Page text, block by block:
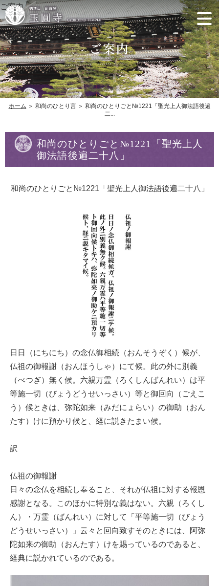
ご案内
ホーム ＞ 和尚のひとり言 ＞ 和尚のひとりごと№1221「聖光上人御法語後遍
二...
和尚のひとりごと№1221「聖光上人
御法語後遍二十八」
和尚のひとりごと№1221「聖光上人御法語後遍二十八」
日日（にちにち）の念仏御相続（おんそうぞく）候が、
仏祖の御報謝（おんほうしゃ）にて候。此の外に別義
（べつぎ）無く候。六親万霊（ろくしんばんれい）は平
等施一切（びょうどうせいっさい）等と御回向（ごえこ
う）候ときは、弥陀如来（みだにょらい）の御助（おん
たす）けに預かり候と、経に説きたまい候。
訳
仏祖の御報謝
日々の念仏を相続し奉ること、それが仏祖に対する報恩
感謝となる。このほかに特別な義はない。六親（ろくし
ん）・万霊（ばんれい）に対して「平等施一切（びょう
どうせいっさい）」云々と回向致すそのときには、阿弥
陀如来の御助（おんたす）けを賜っているのであると、
経典に説かれているのである。